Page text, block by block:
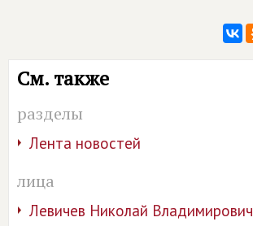
См. также
разделы
Лента новостей
лица
Левичев Николай Владимирович